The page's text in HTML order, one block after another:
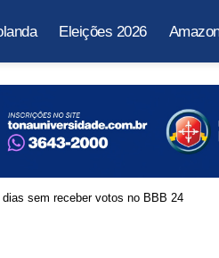
Eleições 2026
sem receber votos no BBB 24